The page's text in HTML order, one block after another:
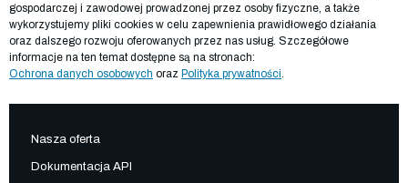
gospodarczej i zawodowej prowadzonej przez osoby fizyczne, a także
wykorzystujemy pliki cookies w celu zapewnienia prawidłowego działania
oraz dalszego rozwoju oferowanych przez nas usług. Szczegółowe
informacje na ten temat dostępne są na stronach:
Ochrona danych osobowych oraz Polityka prywatności
Nasza oferta
Dokumentacja API